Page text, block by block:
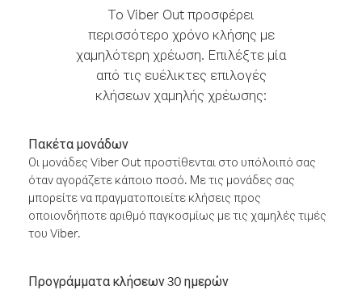
Το Viber Out προσφέρει
περισσότερο χρόνο κλήσης με
χαμηλότερη χρέωση. Επιλέξτε μία
από τις ευέλικτες επιλογές
κλήσεων χαμηλής χρέωσης:
Πακέτα μονάδων
Οι μονάδες Viber Out προστίθενται στο υπόλοιπό σας
όταν αγοράζετε κάποιο ποσό. Με τις μονάδες σας
μπορείτε να πραγματοποιείτε κλήσεις προς
οποιονδήποτε αριθμό παγκοσμίως με τις χαμηλές τιμές
του Viber.
Προγράμματα κλήσεων 30 ημερών